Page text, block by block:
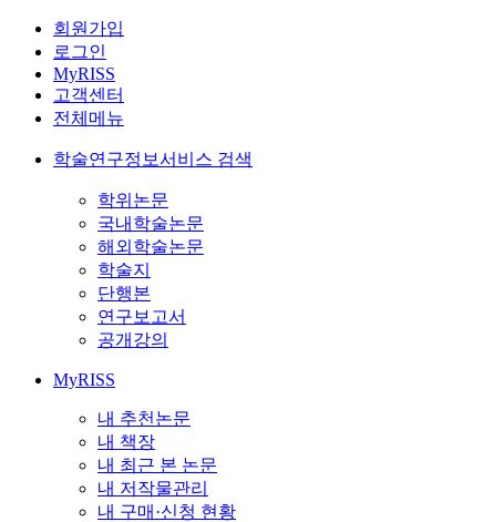
회원가입
로그인
MyRISS
고객센터
전체메뉴
학술연구정보서비스 검색
학위논문
국내학술논문
해외학술논문
학술지
단행본
연구보고서
공개강의
MyRISS
내 추천논문
내 책장
내 최근 본 논문
내 저작물관리
내 구매·신청 현황